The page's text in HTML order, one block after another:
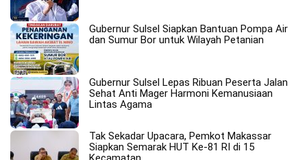
Gubernur Sulsel Siapkan Bantuan Pompa Air
dan Sumur Bor untuk Wilayah Petanian
Gubernur Sulsel Lepas Ribuan Peserta Jalan
Sehat Anti Mager Harmoni Kemanusiaan
Lintas Agama
Tak Sekadar Upacara, Pemkot Makassar
Siapkan Semarak HUT Ke-81 RI di 15